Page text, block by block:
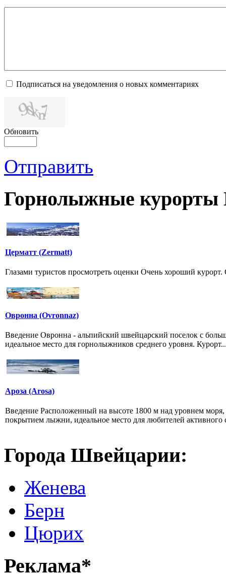
Подписаться на уведомления о новых комментариях
Обновить
Отправить
Горнолыжные
Церматт (Zermatt)
Глазами туристов просмотреть оценки Очень хороший
Овронна (Ovronnaz)
Введение Овронна - альпийский швейцарский поселок с
идеальное место для горнолыжников среднего уровня.
Ароза (Arosa)
Введение Расположенный на высоте 1800 м над уровнем
покрытием лыжни, идеальное место для любителей активного
Города Швейцарии:
Женева
Берн
Цюрих
Реклама*